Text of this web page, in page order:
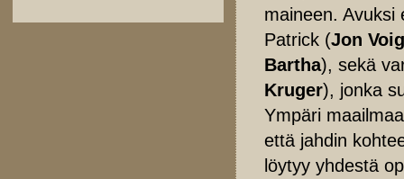
maineen. Avuksi
Patrick (Jon
Bartha), sekä
Kruger), jonka
Ympäri
että jahdin
löytyy yhdestä